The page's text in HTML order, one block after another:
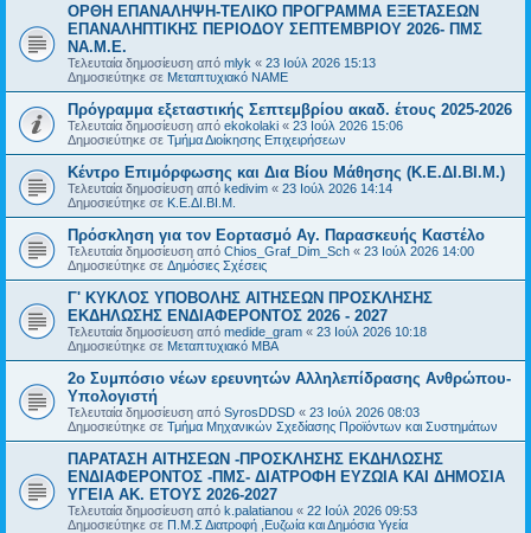
ΟΡΘΗ ΕΠΑΝΑΛΗΨΗ-ΤΕΛΙΚΟ ΠΡΟΓΡΑΜΜΑ ΕΞΕΤΑΣΕΩΝ
ΕΠΑΝΑΛΗΠΤΙΚΗΣ ΠΕΡΙΟΔΟΥ ΣΕΠΤΕΜΒΡΙΟΥ 2026- ΠΜΣ
ΝΑ.Μ.Ε.
Τελευταία δημοσίευση από mlyk « 23 Ιούλ 2026 15:13
Δημοσιεύτηκε σε Μεταπτυχιακό ΝΑΜΕ
Πρόγραμμα εξεταστικής Σεπτεμβρίου ακαδ. έτους 2025-2026
Τελευταία δημοσίευση από ekokolaki « 23 Ιούλ 2026 15:06
Δημοσιεύτηκε σε Τμήμα Διοίκησης Επιχειρήσεων
Κέντρο Επιμόρφωσης και Δια Βίου Μάθησης (Κ.Ε.ΔΙ.ΒΙ.Μ.)
Τελευταία δημοσίευση από kedivim « 23 Ιούλ 2026 14:14
Δημοσιεύτηκε σε Κ.Ε.ΔΙ.ΒΙ.Μ.
Πρόσκληση για τον Εορτασμό Αγ. Παρασκευής Καστέλο
Τελευταία δημοσίευση από Chios_Graf_Dim_Sch « 23 Ιούλ 2026 14:00
Δημοσιεύτηκε σε Δημόσιες Σχέσεις
Γ' ΚΥΚΛΟΣ ΥΠΟΒΟΛΗΣ ΑΙΤΗΣΕΩΝ ΠΡΟΣΚΛΗΣΗΣ
ΕΚΔΗΛΩΣΗΣ ΕΝΔΙΑΦΕΡΟΝΤΟΣ 2026 - 2027
Τελευταία δημοσίευση από medide_gram « 23 Ιούλ 2026 10:18
Δημοσιεύτηκε σε Μεταπτυχιακό MBA
2ο Συμπόσιο νέων ερευνητών Αλληλεπίδρασης Ανθρώπου-
Υπολογιστή
Τελευταία δημοσίευση από SyrosDDSD « 23 Ιούλ 2026 08:03
Δημοσιεύτηκε σε Τμήμα Μηχανικών Σχεδίασης Προϊόντων και Συστημάτων
ΠΑΡΑΤΑΣΗ ΑΙΤΗΣΕΩΝ -ΠΡΟΣΚΛΗΣΗΣ ΕΚΔΗΛΩΣΗΣ
ΕΝΔΙΑΦΕΡΟΝΤΟΣ -ΠΜΣ- ΔΙΑΤΡΟΦΗ ΕΥΖΩΙΑ ΚΑΙ ΔΗΜΟΣΙΑ
ΥΓΕΙΑ AK. ETOYΣ 2026-2027
Τελευταία δημοσίευση από k.palatianou « 22 Ιούλ 2026 09:53
Δημοσιεύτηκε σε Π.Μ.Σ Διατροφή ,Ευζωία και Δημόσια Υγεία